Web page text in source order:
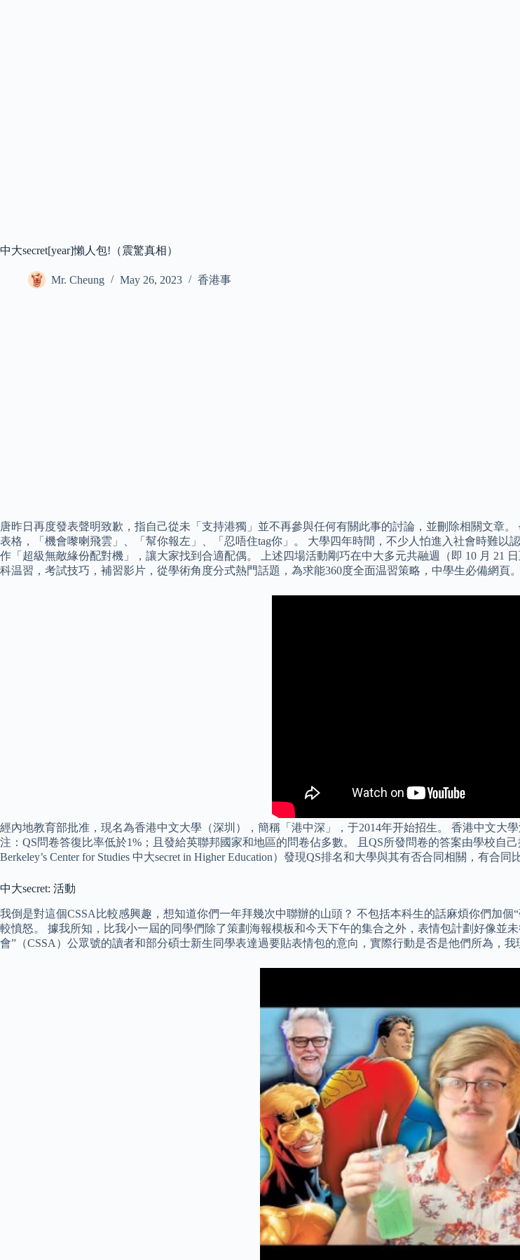
中大secret[year]懶人包!（震驚真相）
Mr. Cheung May 26, 2023 香港事
唐昨日再度發表聲明致歉，指自己從未「支持港獨」並不再參與任何有關此事的討論，並刪除相關文章
表格，「機會嚟喇飛雲」、「幫你報左」、「忍唔住tag你」。 大學四年時間，不少人怕進入社會時難以
作「超級無敵緣份配對機」，讓大家找到合適配偶。 上述四場活動剛巧在中大多元共融週（即 10 月 21
科温習，考試技巧，補習影片，從學術角度分式熱門話題，為求能360度全面温習策略，中學生必備網頁。
經內地教育部批准，現名為香港中文大學（深圳），簡稱「港中深」，于2014年开始招生。 香港中文
注：QS問卷答復比率低於1%；且發給英聯邦國家和地區的問卷佔多數。 且QS所發問卷的答案由學校
Berkeley’s Center for Studies 中大secret in Higher Education）發現QS排名和大學與其有否合同相關，有合
中大secret: 活動
我倒是對這個CSSA比較感興趣，想知道你們一年拜幾次中聯辦的山頭？ 不包括本科生的話麻煩你們加
較憤怒。 據我所知，比我小一屆的同學們除了策劃海報模板和今天下午的集合之外，表情包計劃好像並
會”（CSSA）公眾號的讀者和部分碩士新生同學表達過要貼表情包的意向，實際行動是否是他們所為，我